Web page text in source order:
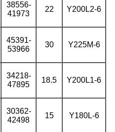
38556-
41973
22 Y200L2-6
45391-
53966
30 Y225M-6
34218-
47895
18.5 Y200L1-6
30362-
42498
15 Y180L-6